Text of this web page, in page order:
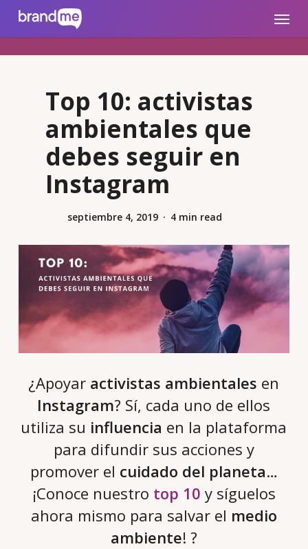
brandme.la Menu
Top 10: activistas
ambientales que
debes seguir en
Instagram
septiembre 4, 2019 4 min read
¿Apoyar activistas ambientales en
Instagram? Sí, cada uno de ellos
utiliza su influencia en la plataforma
para difundir sus acciones y
promover el cuidado del planeta…
¡Conoce nuestro top 10 y síguelos
ahora mismo para salvar el medio
ambiente! ?